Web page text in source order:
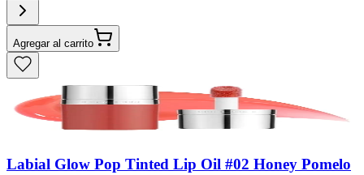
Agregar al carrito
Labial Glow Pop Tinted Lip Oil #02 Honey Pomelo